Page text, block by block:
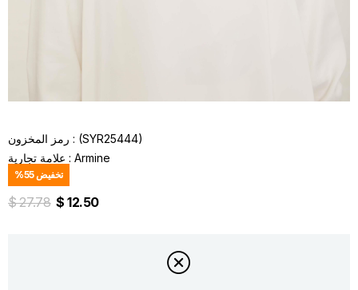
رمز المخزون
(SYR25444)
علامة تجارية : Armine
%55تخفيض
$ 27.78 $ 12.50